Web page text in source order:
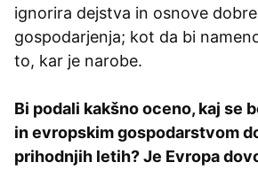
ignorira dejstva in osnove
gospodarjenja; kot da bi
to, kar je narobe.
Bi podali kakšno oceno, kaj se
in evropskim gospodarstvom
prihodnjih letih? Je Evropa